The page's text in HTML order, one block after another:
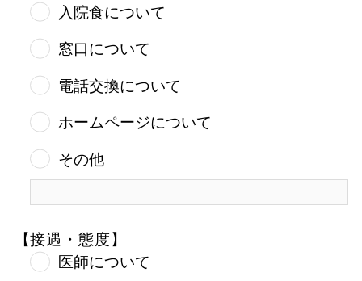
入院食について
窓口について
電話交換について
ホームページについて
その他
【接遇・態度】
医師について